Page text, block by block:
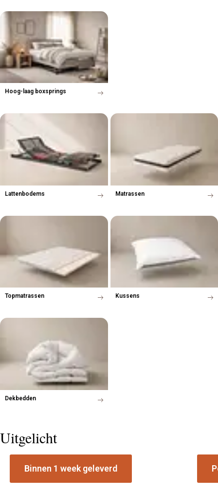
Hoog-laag boxsprings
Lattenbodems Matrassen
Topmatrassen Kussens
Dekbedden
Uitgelicht
Binnen 1 week geleverd